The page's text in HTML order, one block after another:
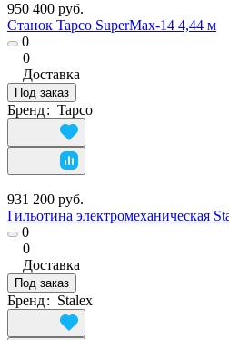
950 400 руб.
Станок Tapco SuperMax-14 4,44 м
0
0
Доставка
Под заказ
Бренд: Tapco
931 200 руб.
Гильотина электромеханическая
0
0
Доставка
Под заказ
Бренд: Stalex